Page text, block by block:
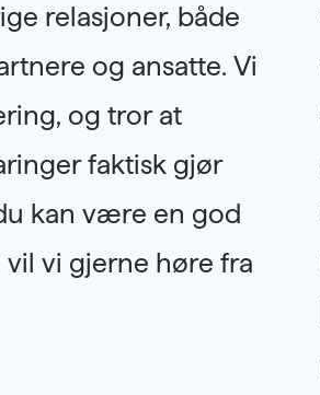
relasjoner, både
og ansatte. Vi
og tror at
faktisk gjør
kan være en god
vi gjerne høre fra